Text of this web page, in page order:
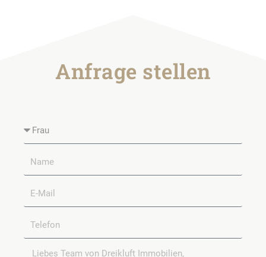
Anfrage stellen